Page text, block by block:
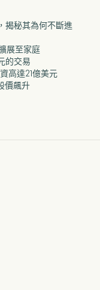
揭秘其為何不斷進
展至家庭
的交易
高達21億美元
價飆升